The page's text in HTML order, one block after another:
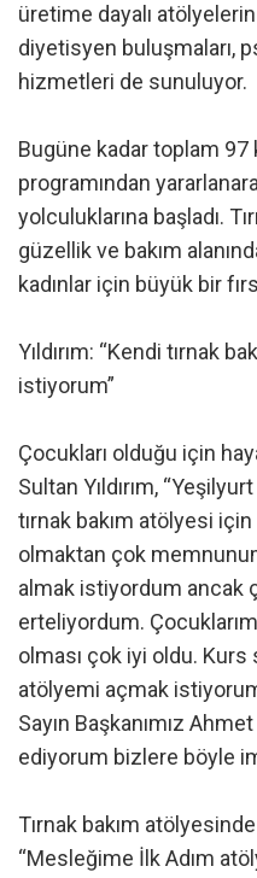
üretime dayalı
diyetisyen buluşmaları,
hizmetleri de sunuluyor.
Bugüne kadar toplam 97
programından
yolculuklarına başladı.
güzellik ve bakım
kadınlar için büyük bir
Yıldırım: “Kendi tırnak
istiyorum”
Çocukları olduğu için
Sultan Yıldırım,
tırnak bakım atölyesi
olmaktan çok
almak istiyordum ancak
erteliyordum.
olması çok iyi oldu. Kurs
atölyemi açmak
Sayın Başkanımız
ediyorum bizlere böyle
Tırnak bakım
“Mesleğime İlk Adım